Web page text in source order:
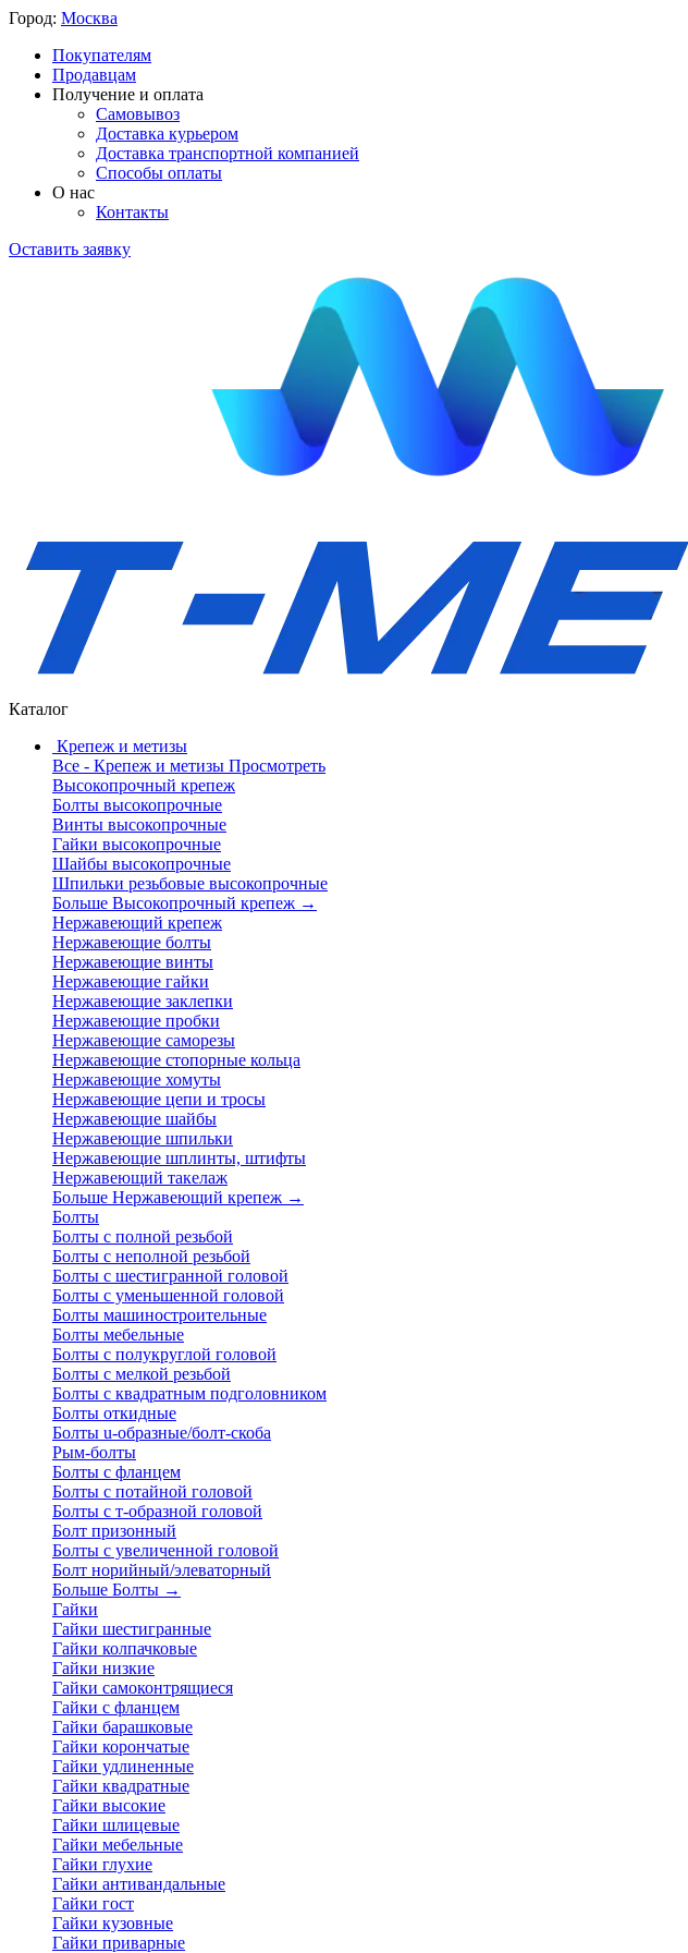
Город: Москва
Покупателям
Продавцам
Получение и оплата
Самовывоз
Доставка курьером
Доставка транспортной компанией
Способы оплаты
О нас
Контакты
Оставить заявку
Каталог
Крепеж и метизы
Все - Крепеж и метизы Просмотреть
Высокопрочный крепеж
Болты высокопрочные
Винты высокопрочные
Гайки высокопрочные
Шайбы высокопрочные
Шпильки резьбовые высокопрочные
Больше Высокопрочный крепеж →
Нержавеющий крепеж
Нержавеющие болты
Нержавеющие винты
Нержавеющие гайки
Нержавеющие заклепки
Нержавеющие пробки
Нержавеющие саморезы
Нержавеющие стопорные кольца
Нержавеющие хомуты
Нержавеющие цепи и тросы
Нержавеющие шайбы
Нержавеющие шпильки
Нержавеющие шплинты, штифты
Нержавеющий такелаж
Больше Нержавеющий крепеж →
Болты
Болты с полной резьбой
Болты с неполной резьбой
Болты с шестигранной головой
Болты с уменьшенной головой
Болты машиностроительные
Болты мебельные
Болты с полукруглой головой
Болты с мелкой резьбой
Болты с квадратным подголовником
Болты откидные
Болты u-образные/болт-скоба
Рым-болты
Болты с фланцем
Болты с потайной головой
Болты с т-образной головой
Болт призонный
Болты с увеличенной головой
Болт норийный/элеваторный
Больше Болты →
Гайки
Гайки шестигранные
Гайки колпачковые
Гайки низкие
Гайки самоконтрящиеся
Гайки с фланцем
Гайки барашковые
Гайки корончатые
Гайки удлиненные
Гайки квадратные
Гайки высокие
Гайки шлицевые
Гайки мебельные
Гайки глухие
Гайки антивандальные
Гайки гост
Гайки кузовные
Гайки приварные